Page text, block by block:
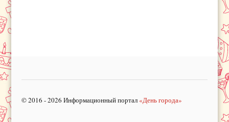
© 2016 - 2026 Информационный портал «День города»